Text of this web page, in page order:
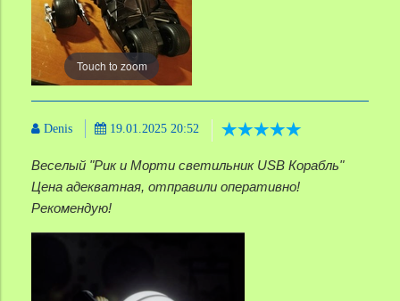
Touch to zoom
Denis 19.01.2025 20:52
Веселый "Рик и Морти светильник USB Корабль"
Цена адекватная, отправили оперативно!
Рекомендую!